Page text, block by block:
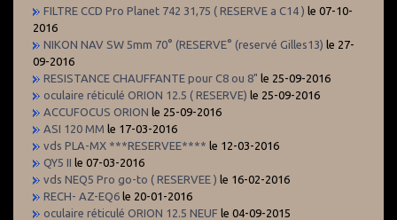
FILTRE CCD Pro Planet 742 31,75 ( RESERVE a C14 ) le 07-10-
2016
NIKON NAV SW 5mm 70° (RESERVE° (reservé Gilles13) le 27-
09-2016
RESISTANCE CHAUFFANTE pour C8 ou 8" le 25-09-2016
oculaire réticulé ORION 12.5 ( RESERVE) le 25-09-2016
ACCUFOCUS ORION le 25-09-2016
ASI 120 MM le 17-03-2016
vds PLA-MX ***RESERVEE**** le 12-03-2016
QY5 II le 07-03-2016
vds NEQ5 Pro go-to ( RESERVEE ) le 16-02-2016
RECH- AZ-EQ6 le 20-01-2016
oculaire réticulé ORION 12.5 NEUF le 04-09-2015